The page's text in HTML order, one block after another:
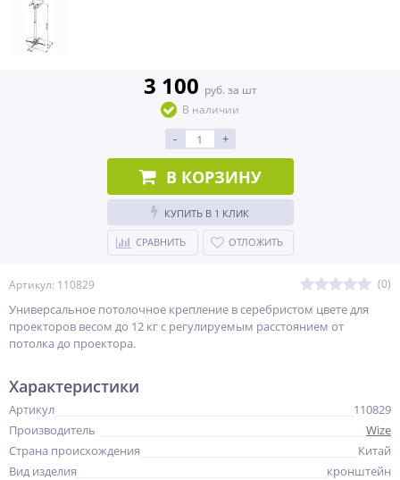
Артикул: 110829 (0)
Универсальное потолочное крепление в серебристом цвете для
проекторов весом до 12 кг c регулируемым расстоянием от
потолка до проектора.
3 100 руб. за шт
В наличии
- +
В КОРЗИНУ
КУПИТЬ В 1 КЛИК
СРАВНИТЬ ОТЛОЖИТЬ
Характеристики
Артикул
110829
Производитель
Wize
Страна происхождения
Китай
Вид изделия
кронштейн